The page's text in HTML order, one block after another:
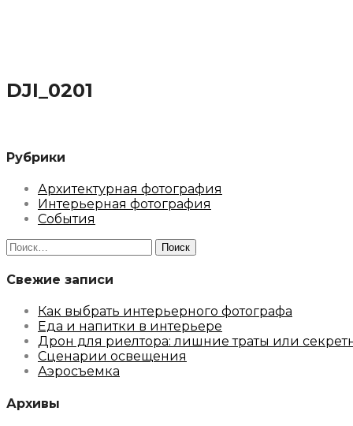
DJI_0201
Рубрики
Архитектурная фотография
Интерьерная фотография
События
Найти:
Свежие записи
Как выбрать интерьерного фотографа
Еда и напитки в интерьере
Дрон для риелтора: лишние траты или
Сценарии освещения
Аэросъемка
Архивы